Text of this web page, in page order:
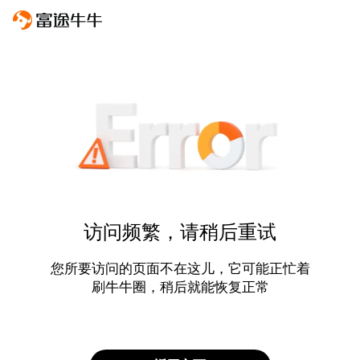
访问频繁，请稍后重试
您所要访问的页面不在这儿，它可能正忙着
刷牛牛圈，稍后就能恢复正常